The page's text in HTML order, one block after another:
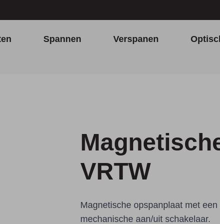
Spannen Verspanen
VRTW
Magnetische opspanplaat met
mechanische aan/uit schakelaar.